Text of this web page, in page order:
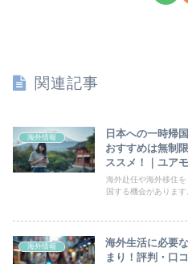
関連記事
海外情報
日本への一時帰
おすすめは無制
ススメ！｜ユア
海外赴任や海外移住
国する機会がありま
海外情報
海外生活に必要
まり！評判・口